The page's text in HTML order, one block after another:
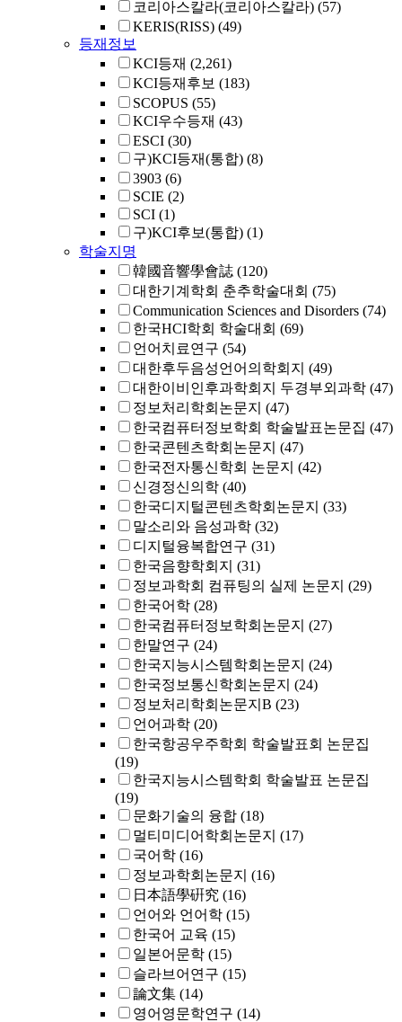
코리아스칼라(코리아스칼라) (57)
KERIS(RISS) (49)
등재정보
KCI등재 (2,261)
KCI등재후보 (183)
SCOPUS (55)
KCI우수등재 (43)
ESCI (30)
구)KCI등재(통합) (8)
3903 (6)
SCIE (2)
SCI (1)
구)KCI후보(통합) (1)
학술지명
韓國音響學會誌 (120)
대한기계학회 춘추학술대회 (75)
Communication Sciences and Disorders (74)
한국HCI학회 학술대회 (69)
언어치료연구 (54)
대한후두음성언어의학회지 (49)
대한이비인후과학회지 두경부외과학 (47)
정보처리학회논문지 (47)
한국컴퓨터정보학회 학술발표논문집 (47)
한국콘텐츠학회논문지 (47)
한국전자통신학회 논문지 (42)
신경정신의학 (40)
한국디지털콘텐츠학회논문지 (33)
말소리와 음성과학 (32)
디지털융복합연구 (31)
한국음향학회지 (31)
정보과학회 컴퓨팅의 실제 논문지 (29)
한국어학 (28)
한국컴퓨터정보학회논문지 (27)
한말연구 (24)
한국지능시스템학회논문지 (24)
한국정보통신학회논문지 (24)
정보처리학회논문지B (23)
언어과학 (20)
한국항공우주학회 학술발표회 논문집
(19)
한국지능시스템학회 학술발표 논문집
(19)
문화기술의 융합 (18)
멀티미디어학회논문지 (17)
국어학 (16)
정보과학회논문지 (16)
日本語學硏究 (16)
언어와 언어학 (15)
한국어 교육 (15)
일본어문학 (15)
슬라브어연구 (15)
論文集 (14)
영어영문학연구 (14)